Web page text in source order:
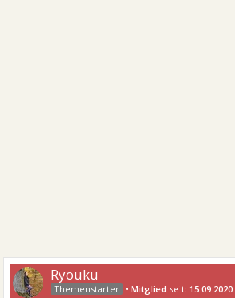
Ryouku
•Mitglied seit: 15.09.2020